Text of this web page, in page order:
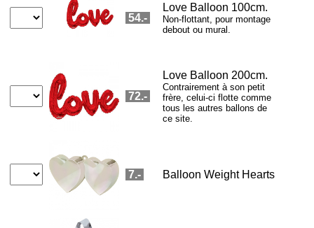
CHF 18.9
Boîte choco HZ
CHF 115.8
Happy Birthday
CHF 15.8
Prosecco Dry
CHF 29.9
Prosecco Rosé
CHF 29.9
Bougie veilleuse
CHF 20
CHF 62.9
Top Bordeaux
CHF 130
Prosecco Dry+
CHF 62.9
Pro Rosé+
Eichhörnchen
CHF 70
Falco Gin (CH)
CHF 69